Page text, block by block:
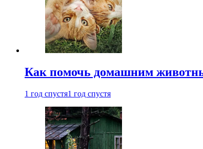
Как помочь домашним
1 год спустя1 год спустя